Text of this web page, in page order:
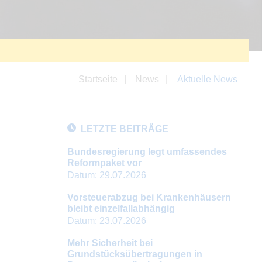
Startseite News Aktuelle News
LETZTE BEITRÄGE
Bundesregierung legt umfassendes
Reformpaket vor
Datum: 29.07.2026
Vorsteuerabzug bei Krankenhäusern
bleibt einzelfallabhängig
Datum: 23.07.2026
Mehr Sicherheit bei
Grundstücksübertragungen in